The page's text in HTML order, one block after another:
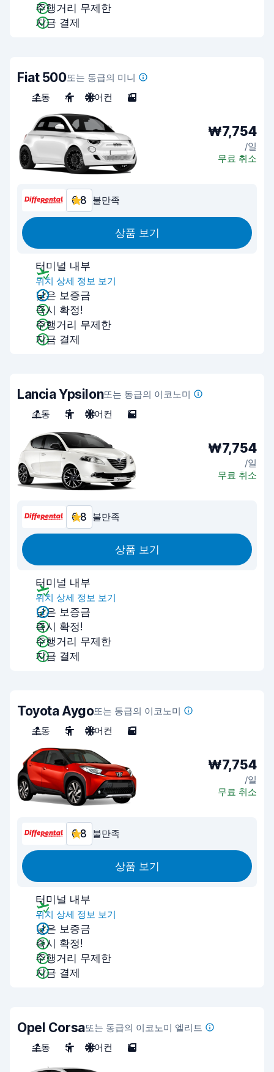
주행거리 무제한
지금 결제
Fiat 500또는 동급의 미니
수동
4 에어컨 3
₩7,754
/일
무료 취소
6.8 불만족
상품 보기
터미널 내부
위치 상세 정보 보기
낮은 보증금
즉시 확정!
주행거리 무제한
지금 결제
Lancia Ypsilon또는 동급의 이코노미
수동
5 에어컨 5
₩7,754
/일
무료 취소
6.8 불만족
상품 보기
터미널 내부
위치 상세 정보 보기
낮은 보증금
즉시 확정!
주행거리 무제한
지금 결제
Toyota Aygo또는 동급의 이코노미
수동
5 에어컨 5
₩7,754
/일
무료 취소
6.8 불만족
상품 보기
터미널 내부
위치 상세 정보 보기
낮은 보증금
즉시 확정!
주행거리 무제한
지금 결제
Opel Corsa또는 동급의 이코노미 엘리트
수동
5 에어컨 5